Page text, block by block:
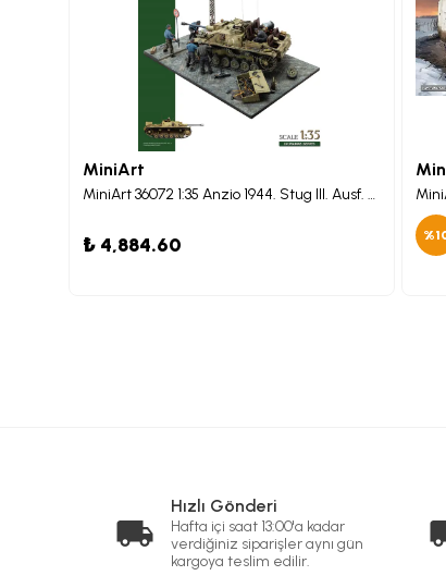
MiniArt
MiniArt 36072 1:35 Anzio 1944. Stug III. Ausf. G.'nin Saha Onarım Maketi BIG SET
₺ 4,884.60 %
Hızlı Gönderi
Hafta içi saat 13:00'a kadar
verdiğiniz siparişler aynı gün
kargoya teslim edilir.